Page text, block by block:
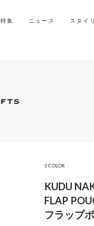
特集 ニュース スタイ
3 COLOR
KUDU
FLAP
フラップ